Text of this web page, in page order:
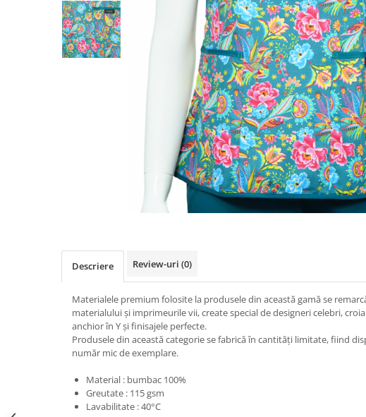
Pălării de Soare
Descriere Review-uri (0)
Materialele premium folosite la produsele din această gamă se
materialului și imprimeurile vii, create special de designeri celebri,
anchior în Y și finisajele perfecte.
Produsele din această categorie se fabrică în cantități limitate, fiind
număr mic de exemplare.
Material : bumbac 100%
Greutate : 115 gsm
Lavabilitate : 40°C